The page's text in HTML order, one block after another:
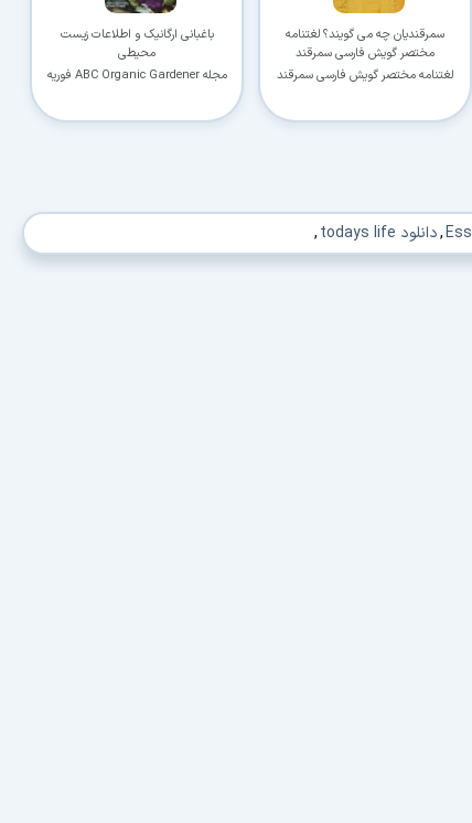
سمرقندیان چه می گویند؟ لغتنامه
مختصر گویش فارسی سمرقند
لغتنامه مختصر گویش فارسی سمرقند
باغبانی ارگانیک و اطلاعات زیست
محیطی
مجله ABC Organic Gardener فوریه
,دانلود todays life ,
دانلود فوری و بی‌معطلی: حذف کامل صف و زمان انتظار برای تمام فایل‌ها
حداکثر سرعت پهنای باند: استفاده از تمام سرعت اینترنت با ۳۲ کانکشن
⚡ ارتقا به حساب VIP و دانلود فوری